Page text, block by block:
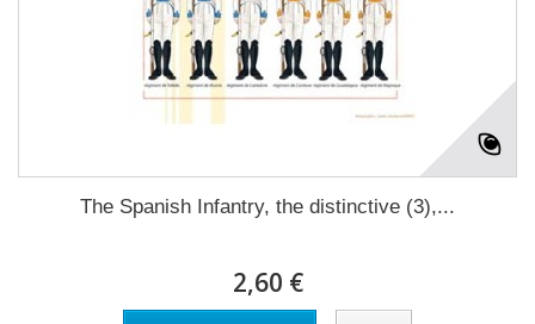
The Spanish Infantry, the distinctive (3),...
2,60 €